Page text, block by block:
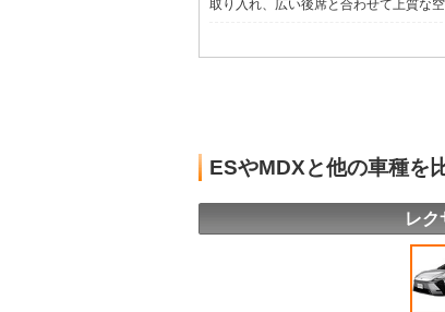
取り入れ、広い後席と合わせて上質な
ESやMDXと他の車種を
レ